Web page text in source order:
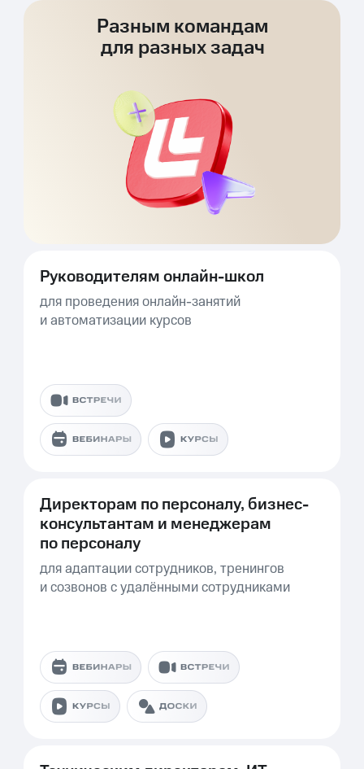
Директорам по персоналу, бизнес-
консультантам и менеджерам
по персоналу
Разным командам
для разных задач
для адаптации сотрудников, тренингов
и созвонов с удалёнными сотрудниками
Руководителям онлайн-школ
для проведения онлайн-занятий
и автоматизации курсов